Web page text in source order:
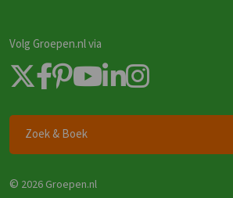
Volg Groepen.nl via
Zoek & Boek
© 2026 Groepen.nl